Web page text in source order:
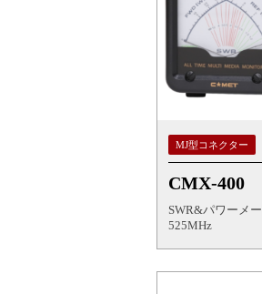
MJ型コネクター
CMX-400
SWR&パワーメ
525MHz